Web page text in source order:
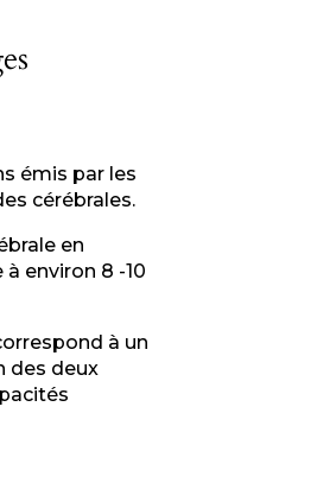
émis par les
cérébrales.
en
environ 8 -10
à un
des deux